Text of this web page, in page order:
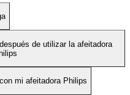
de utilizar la afeitadora
mi afeitadora Philips